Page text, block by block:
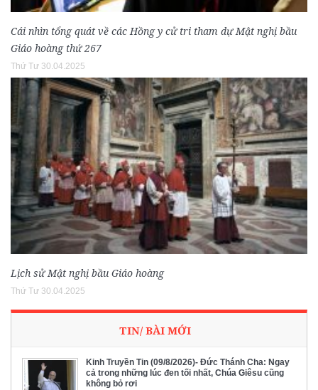
Cái nhìn tổng quát về các Hồng y cử tri tham dự Mật nghị bầu
Giáo hoàng thứ 267
Thứ Tư 30.04.2025
Lịch sử Mật nghị bầu Giáo hoàng
Thứ Tư 30.04.2025
TIN/ BÀI MỚI
Kinh Truyền Tin (09/8/2026)- Đức Thánh Cha: Ngay
cả trong những lúc đen tối nhất, Chúa Giêsu cũng
không bỏ rơi